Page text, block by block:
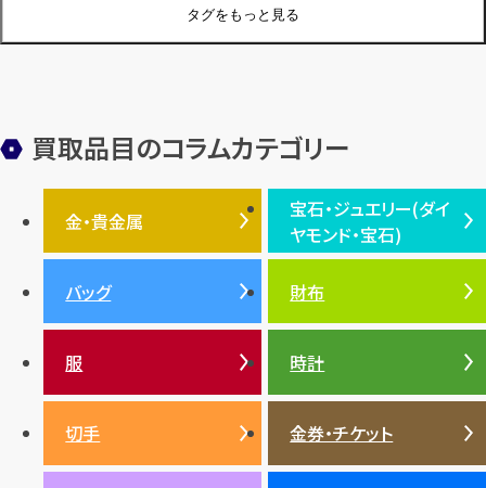
タグをもっと見る
ジュエリーブランド オーデマピゲ
装飾品 オメガ シュプリーム ウブロ
エルメス ダイヤモンド ルイ・ヴィトン 豆知識 カルティエ
投資 金地金 金価格・相場 グッチ 買取 プラダ
ティファニー
金貨 ブルガリ
バッグ
アメジスト
バレンシアガ
ルビー 陶磁器・ガラス ブレゲ SDGs
買取品目のコラムカテゴリー
金・貴金属
金・貴金属TOP
プラチナ
銀・シルバー
宝石・ジュエリー(ダイ
ヤモンド・宝石)
宝石・ジュエリー(ダイヤモ
ンド・宝石)TOP
ダイヤモンド
エメラルド
ルビー
サファイア
バッグ 財布
服 時計
切手 金券・チケット